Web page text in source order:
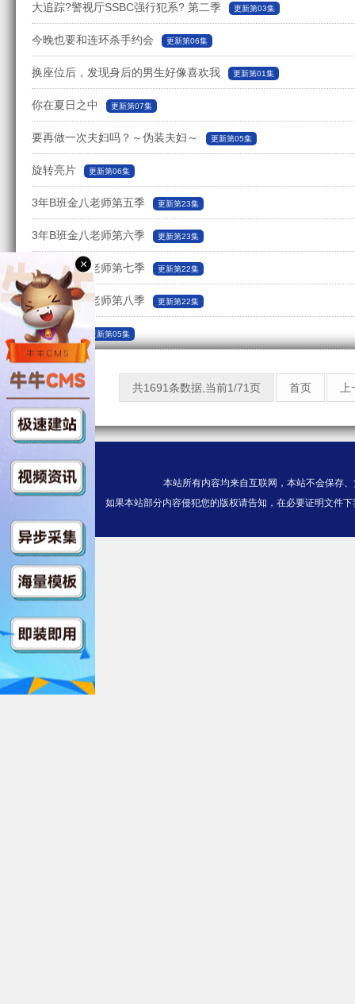
大追踪?警视厅SSBC强行犯系? 第二季 更新第03集
今晚也要和连环杀手约会 更新第06集
换座位后，发现身后的男生好像喜欢我 更新第01集
你在夏日之中 更新第07集
要再做一次夫妇吗？～伪装夫妇～ 更新第05集
旋转亮片 更新第06集
3年B班金八老师第五季 更新第23集
3年B班金八老师第六季 更新第23集
3年B班金八老师第七季 更新第22集
3年B班金八老师第八季 更新第22集
再见黑色 更新第05集
共1691条数据,当前1/71页 首页
本站所有内容均来自互联网，本站不会保存
如果本站部分内容侵犯您的版权请告知，在必要证明文件
×